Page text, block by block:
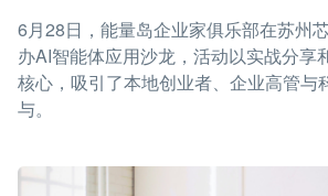
6月28日，能量岛企业家俱乐部在苏州
办AI智能体应用沙龙，活动以实战分享
核心，吸引了本地创业者、企业高管与
与。